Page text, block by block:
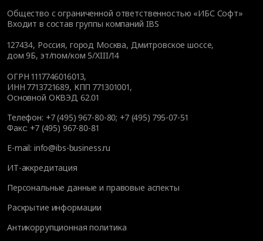
Общество с ограниченной ответственностью «ИБС Софт»
Входит в состав группы компаний IBS
127434, Россия, город Москва, Дмитровское шоссе,
дом 9Б, эт/пом/ком 5/XIII/14
ОГРН 1117746016013,
ИНН 7713721689, КПП 771301001,
Основной ОКВЭД 62.01
Телефон: +7 (495) 967-80-80; +7 (495) 795-07-51
Факс: +7 (495) 967-80-81
E-mail: info@ibs-business.ru
ИТ-аккредитация
Персональные данные и правовые аспекты
Раскрытие информации
Антикоррупционная политика